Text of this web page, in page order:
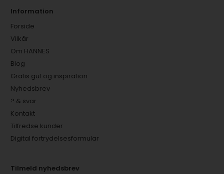
Information
Forside
Vilkår
Om HANNES
Blog
Gratis guf og inspiration
Nyhedsbrev
? & svar
Kontakt
Tilfredse kunder
Digital fortrydelsesformular
Tilmeld nyhedsbrev